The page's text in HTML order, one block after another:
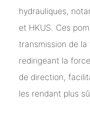
hydrauliques,
et HKUS. Ces
transmission de
redirigeant la
de direction,
les rendant plus